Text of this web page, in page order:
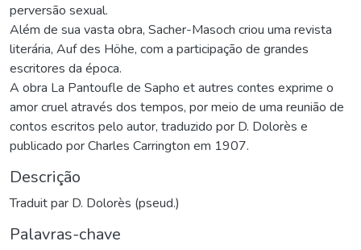
perversão sexual.
Além de sua vasta obra, Sacher-Masoch criou uma revista
literária, Auf des Höhe, com a participação de grandes
escritores da época.
A obra La Pantoufle de Sapho et autres contes exprime o
amor cruel através dos tempos, por meio de uma reunião de
contos escritos pelo autor, traduzido por D. Dolorès e
publicado por Charles Carrington em 1907.
Descrição
Traduit par D. Dolorès (pseud.)
Palavras-chave